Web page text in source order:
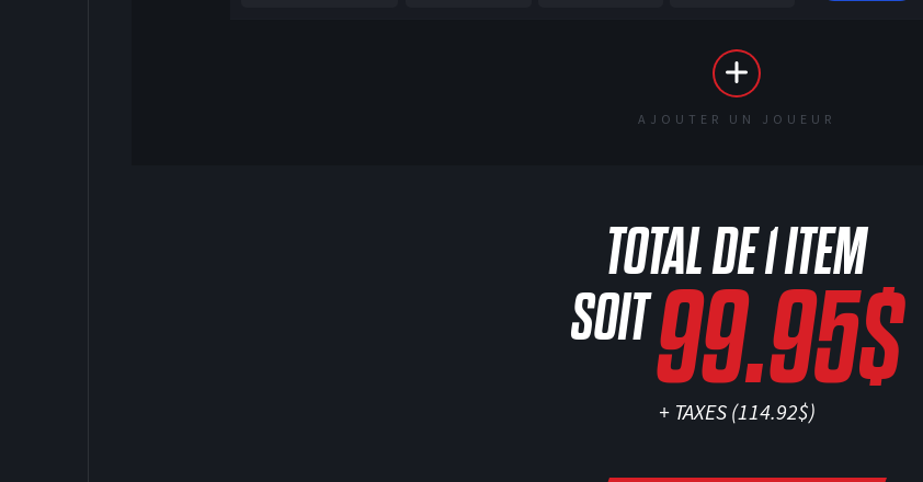
AJOUTER UN JOUEUR
TOTAL DE1ITEM
SOIT99.95$
+ TAXES (114.92$)